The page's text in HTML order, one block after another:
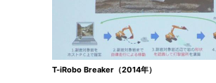
T-iRobo Breaker（2014年）